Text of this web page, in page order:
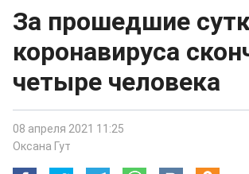
За прошедшие
коронавируса
четыре человека
08 апреля 2021 11:25
Оксана Гут